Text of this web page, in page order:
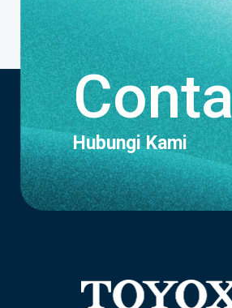
Hubungi Kami